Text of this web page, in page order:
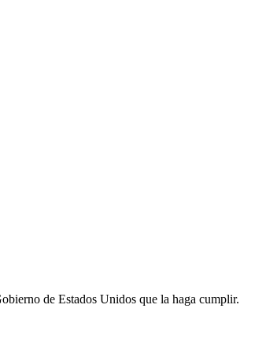
de Estados Unidos que la haga cumplir.